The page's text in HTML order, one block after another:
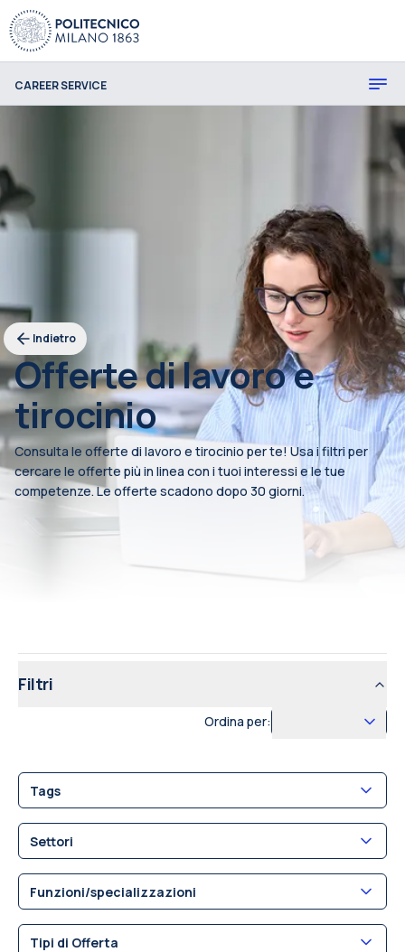
CAREER SERVICE
Indietro
Offerte di lavoro e
tirocinio
Consulta le offerte di lavoro e tirocinio per te! Usa i filtri per
cercare le offerte più in linea con i tuoi interessi e le tue
competenze. Le offerte scadono dopo 30 giorni.
Filtri
Ordina per:
Tags
Settori
Funzioni/specializzazioni
Tipi di Offerta